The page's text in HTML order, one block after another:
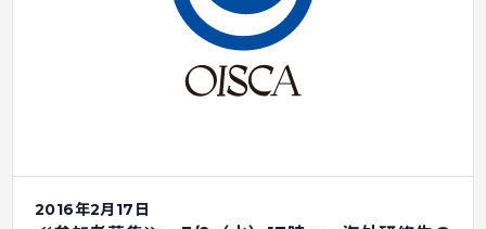
2016年2月17日